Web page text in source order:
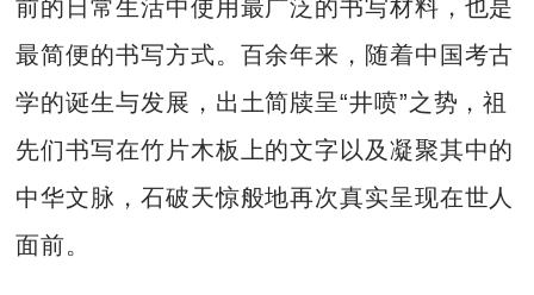
前的日常生活中使用最广泛的书写材料，也是
最简便的书写方式。百余年来，随着中国考古
学的诞生与发展，出土简牍呈“井喷”之势，祖
先们书写在竹片木板上的文字以及凝聚其中的
中华文脉，石破天惊般地再次真实呈现在世人
面前。